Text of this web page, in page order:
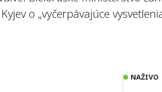
o „vyčerpávajúce
NAŽIVO